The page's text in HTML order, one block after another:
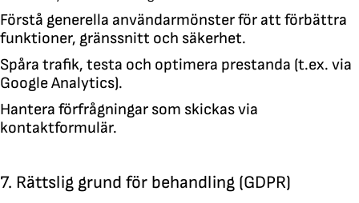
Förstå generella användarmönster för att förbättra
funktioner, gränssnitt och säkerhet.
Spåra trafik, testa och optimera prestanda (t.ex. via
Google Analytics).
Hantera förfrågningar som skickas via
kontaktformulär.
7. Rättslig grund för behandling (GDPR)